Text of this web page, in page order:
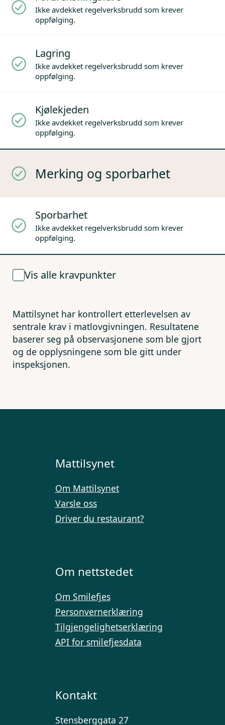
Ikke avdekket regelverksbrudd som krever
oppfølging.
Lagring
Ikke avdekket regelverksbrudd som krever
oppfølging.
Kjølekjeden
Ikke avdekket regelverksbrudd som krever
oppfølging.
Merking og sporbarhet
Sporbarhet
Ikke avdekket regelverksbrudd som krever
oppfølging.
Vis alle kravpunkter
Mattilsynet har kontrollert etterlevelsen av
sentrale krav i matlovgivningen. Resultatene
baserer seg på observasjonene som ble gjort
og de opplysningene som ble gitt under
inspeksjonen.
Mattilsynet
Om Mattilsynet
Varsle oss
Driver du restaurant?
Om nettstedet
Om Smilefjes
Personvernerklæring
Tilgjengelighetserklæring
API for smilefjesdata
Kontakt
Stensberggata 27